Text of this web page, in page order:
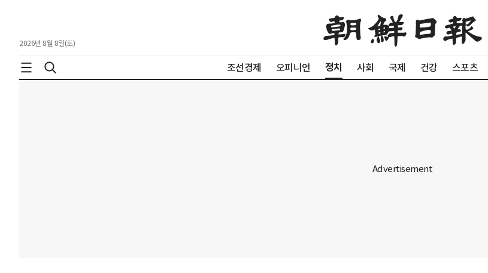
2026년 8월 8일(토)
조선경제 오피니언 정치 사회 국제 건강 스포츠